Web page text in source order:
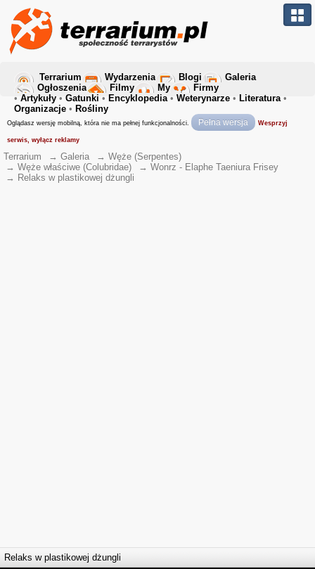
Terrarium Wydarzenia Blogi
Galeria
Ogłoszenia
Filmy My
Firmy
• Artykuły • Gatunki • Encyklopedia• Weterynarze • Literatura•
Organizacje • Rośliny
Oglądasz wersję mobilną, która nie ma pełnej funkcjonalności. Pełna wersja Wesprzyj
serwis, wyłącz reklamy
Terrarium → Galeria → Węże (Serpentes)
→ Węże właściwe (Colubridae) → Wonrz - Elaphe Taeniura Frisey
→ Relaks w plastikowej dżungli
Relaks w plastikowej dżungli